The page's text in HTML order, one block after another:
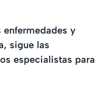
enfermedades y
sigue las
especialistas para